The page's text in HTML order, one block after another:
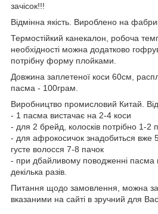
зачісок!!!
Відмінна якість. Вироблено на
Термостійкий канекалон, робоча
необхідності можна додатково
потрібну форму плойками.
Довжина заплетеної коси 60см,
пасма - 100грам.
Виробництво промисловий Китай.
- 1 пасма вистачає на 2-4 коси
- для 2 брейд, колосків потрібно 1-2
- для афрокосичок знадобиться вже
густе волосся 7-8 пачок
- при дбайливому поводженні пасма
декілька разів.
Питання щодо замовлення, можна
вказаними на сайті в зручний для